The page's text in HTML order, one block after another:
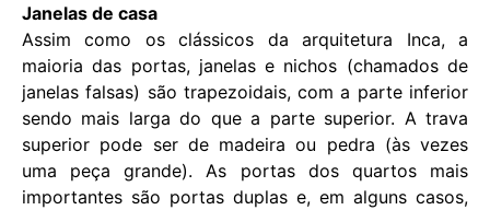
Janelas de casa
Assim como os clássicos da arquitetura Inca, a
maioria das portas, janelas e nichos (chamados de
janelas falsas) são trapezoidais, com a parte inferior
sendo mais larga do que a parte superior. A trava
superior pode ser de madeira ou pedra (às vezes
uma peça grande). As portas dos quartos mais
importantes são portas duplas e, em alguns casos,